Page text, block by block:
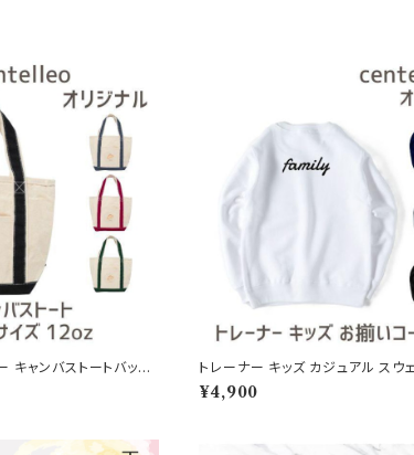
ャンバストートバッグ
トレーナー キッズ カジュアル スウ
ネック お揃い ペアコーデ 子供 マ
お揃いコーデ ペア
¥4,900